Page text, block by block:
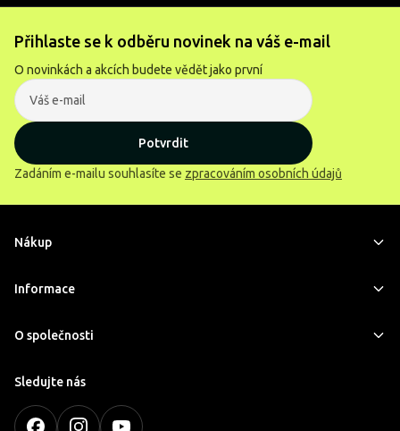
Přihlaste se k odběru novinek na váš e-mail
O novinkách a akcích budete vědět jako první
Potvrdit
Zadáním e-mailu souhlasíte se zpracováním osobních údajů
Nákup
Informace
O společnosti
Sledujte nás